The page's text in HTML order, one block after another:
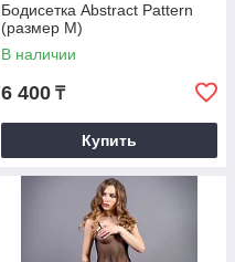
Бодисетка Abstract Pattern
(размер М)
В наличии
6 400 ₸
Купить